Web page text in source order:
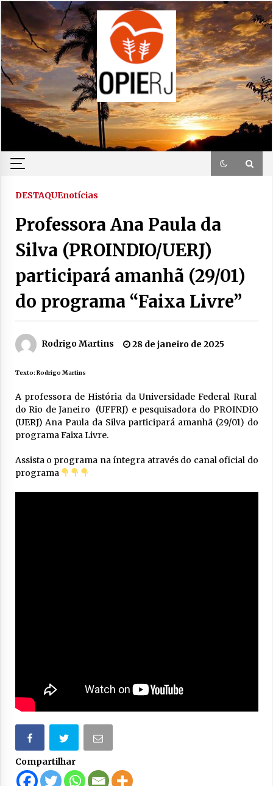
Skip
to
content
DESTAQUEnotícias
Professora Ana Paula da
Silva (PROINDIO/UERJ)
participará amanhã (29/01)
do programa “Faixa Livre”
Rodrigo Martins 28 de janeiro de 2025
Texto: Rodrigo Martins
A professora de História da Universidade Federal Rural
do Rio de Janeiro (UFFRJ) e pesquisadora do PROINDIO
(UERJ) Ana Paula da Silva participará amanhã (29/01) do
programa Faixa Livre.
Assista o programa na íntegra através do canal oficial do
programa
Compartilhar